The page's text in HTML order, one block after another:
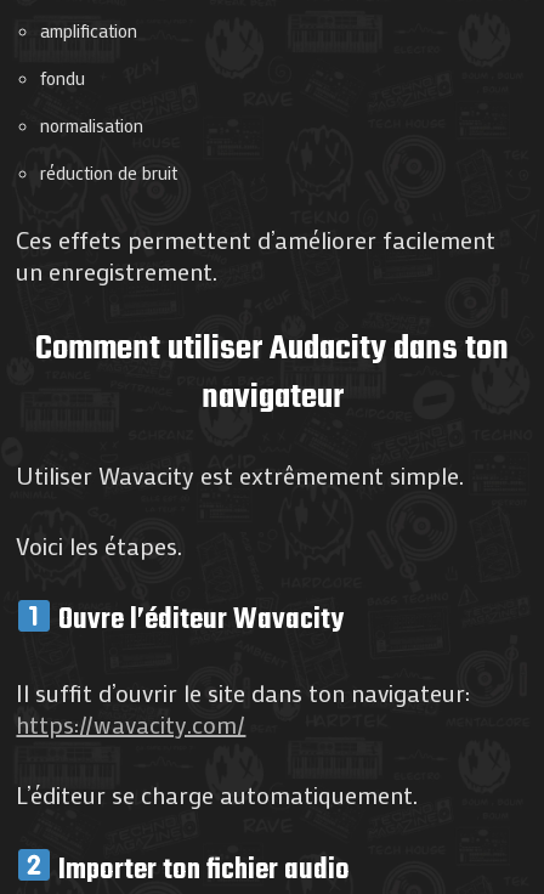
amplification
fondu
normalisation
réduction de bruit
Ces effets permettent d’améliorer facilement
un enregistrement.
Comment utiliser Audacity dans ton
navigateur
Utiliser Wavacity est extrêmement simple.
Voici les étapes.
Ouvre l’éditeur Wavacity
Il suffit d’ouvrir le site dans ton navigateur:
https://wavacity.com/
L’éditeur se charge automatiquement.
Importer ton fichier audio